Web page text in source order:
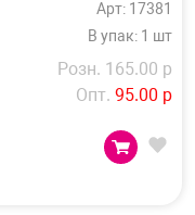
Арт: 17381
В упак: 1 шт
Розн. 165.00 р
Опт. 95.00 р